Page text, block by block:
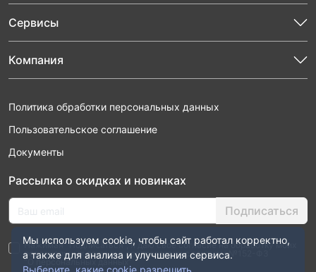
Сервисы
Компания
Политика обработки персональных данных
Пользовательское соглашение
Документы
Рассылка о скидках и новинках
Подписаться
Нажимая “Подписаться”, я даю свое согласие на обработку моих
персональных данных в соответствии с законом №152-ФЗ
“О персональных данных”
Мы используем cookie, чтобы сайт работал корректно,
а также для анализа и улучшения сервиса.
Выберите, какие cookie разрешить